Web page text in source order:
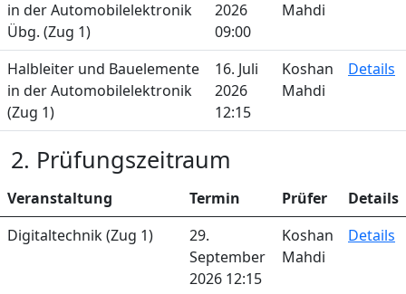
in der Automobilelektronik
Übg. (Zug 1)
2026
09:00
Mahdi
Halbleiter und Bauelemente
in der Automobilelektronik
(Zug 1)
16. Juli
2026
12:15
Koshan
Mahdi
Details
2. Prüfungszeitraum
Veranstaltung Termin Prüfer
Details
Digitaltechnik (Zug 1)
29.
September
2026 12:15
Koshan
Mahdi
Details